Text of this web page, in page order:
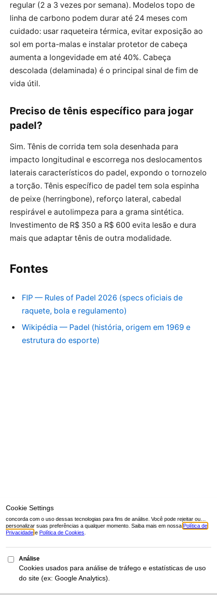
regular (2 a 3 vezes por semana). Modelos topo de
linha de carbono podem durar até 24 meses com
cuidado: usar raqueteira térmica, evitar exposição ao
sol em porta-malas e instalar protetor de cabeça
aumenta a longevidade em até 40%. Cabeça
descolada (delaminada) é o principal sinal de fim de
vida útil.
Preciso de tênis específico para jogar
padel?
Sim. Tênis de corrida tem sola desenhada para
impacto longitudinal e escorrega nos deslocamentos
laterais característicos do padel, expondo o tornozelo
a torção. Tênis específico de padel tem sola espinha
de peixe (herringbone), reforço lateral, cabedal
respirável e autolimpeza para a grama sintética.
Investimento de R$ 350 a R$ 600 evita lesão e dura
mais que adaptar tênis de outra modalidade.
Fontes
FIP — Rules of Padel 2026 (specs oficiais de
raquete, bola e regulamento)
Wikipédia — Padel (história, origem em 1969 e
estrutura do esporte)
bola de padel equipamentos padel
peso raquete padel
raquete de padel
raquete diamante
raquete lágrima